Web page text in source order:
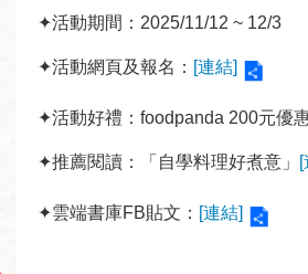
覽
放
告
✦活動期間：2025/11/12 ~ 12/3
✦活動網頁及報名： [連結]
✦活動好禮：foodpanda 200元優
✦推薦閱讀：「自學料理好煮意」
✦雲端書庫FB貼文： [連結]